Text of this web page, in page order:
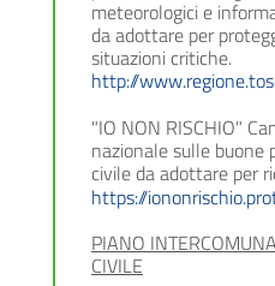
meteorologici e
da adottare per
situazioni critiche.
http://
"IO NON RISCHIO"
nazionale sulle buone
civile da adottare per
https://
PIANO
CIVILE